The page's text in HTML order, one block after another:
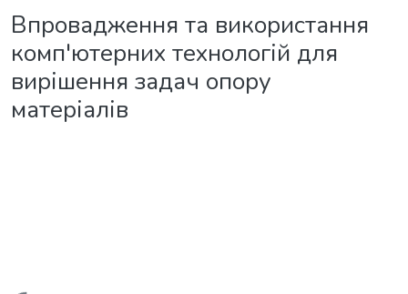
Впровадження та використання
комп'ютерних технологій для
вирішення задач опору
матеріалів